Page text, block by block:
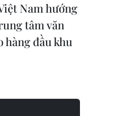
Nam hướng
tâm văn
hàng đầu khu